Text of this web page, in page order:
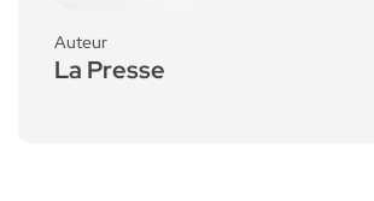
Auteur
La Presse